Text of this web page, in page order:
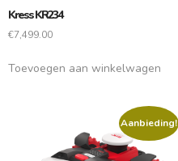
Kress KR234
€7,499.00
Toevoegen aan winkelwagen
Aanbieding!